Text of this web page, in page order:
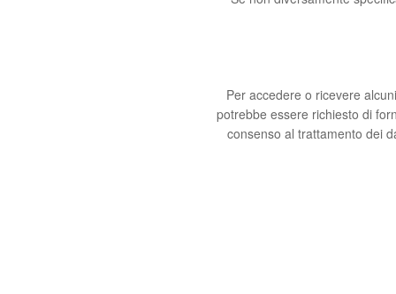
Per accedere o ricevere
potrebbe essere richiesto di
consenso al trattamento dei